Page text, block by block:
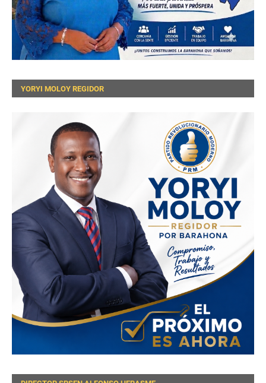
YORYI MOLOY REGIDOR